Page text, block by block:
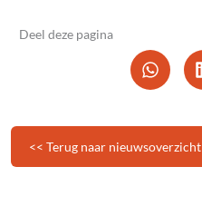
Deel deze pagina
<< Terug naar nieuwsoverzicht